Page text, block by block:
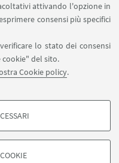
attivando l'opzione in
consensi più specifici
lo stato dei consensi
del sito.
Cookie policy.
sul sito, per analisi
AI FONDI
ROMAGNA